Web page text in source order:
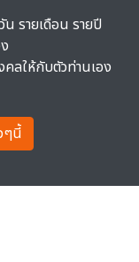
น รายเดือน รายปี
ลให้กับตัวท่านเอง
ๆนี้